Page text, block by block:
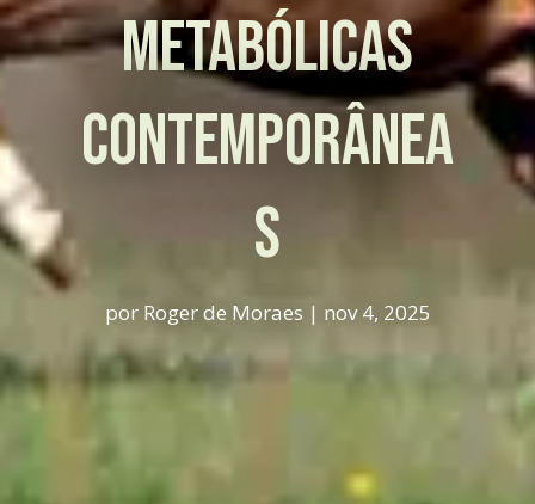
Metabólicas
Contemporânea
s
por Roger de Moraes | nov 4, 2025